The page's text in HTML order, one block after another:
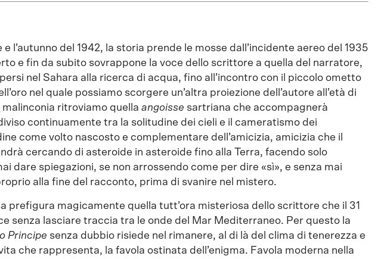
l’autunno del 1942, la storia prende le mosse dall’incidente aereo del 1935
e fin da subito sovrappone la voce dello scrittore a quella del narratore,
nel Sahara alla ricerca di acqua, fino all’incontro con il piccolo ometto
nel quale possiamo scorgere un’altra proiezione dell’autore all’età di
malinconia ritroviamo quella angoisse sartriana che accompagnerà
continuamente tra la solitudine dei cieli e il cameratismo dei
come volto nascosto e complementare dell’amicizia, amicizia che il
cercando di asteroide in asteroide fino alla Terra, facendo solo
dare spiegazioni, se non arrossendo come per dire «sì», e senza mai
alla fine del racconto, prima di svanire nel mistero.
prefigura magicamente quella tutt’ora misteriosa dello scrittore che il 31
senza lasciare traccia tra le onde del Mar Mediterraneo. Per questo la
Principe senza dubbio risiede nel rimanere, al di là del clima di tenerezza e
che rappresenta, la favola ostinata dell’enigma. Favola moderna nella